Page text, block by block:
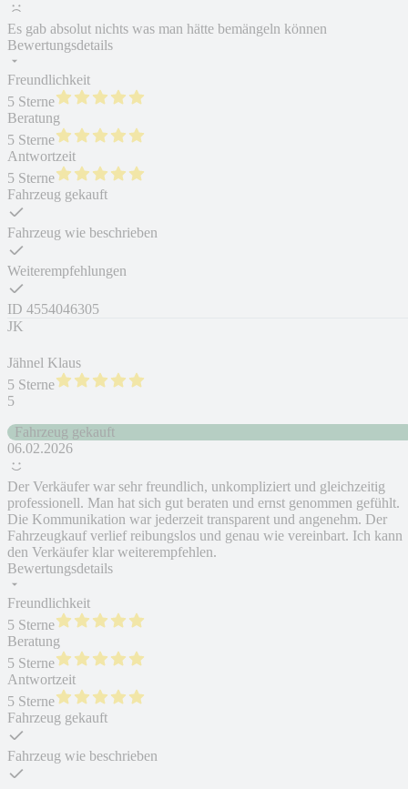
Es gab absolut nichts was man hätte bemängeln können
Bewertungsdetails
Freundlichkeit
5 Sterne
Beratung
5 Sterne
Antwortzeit
5 Sterne
Fahrzeug gekauft
Fahrzeug wie beschrieben
Weiterempfehlungen
ID 4554046305
JK
Jähnel Klaus
5 Sterne
5
Fahrzeug gekauft
06.02.2026
Der Verkäufer war sehr freundlich, unkompliziert und gleichzeitig
professionell. Man hat sich gut beraten und ernst genommen gefühlt.
Die Kommunikation war jederzeit transparent und angenehm. Der
Fahrzeugkauf verlief reibungslos und genau wie vereinbart. Ich kann
den Verkäufer klar weiterempfehlen.
Bewertungsdetails
Freundlichkeit
5 Sterne
Beratung
5 Sterne
Antwortzeit
5 Sterne
Fahrzeug gekauft
Fahrzeug wie beschrieben